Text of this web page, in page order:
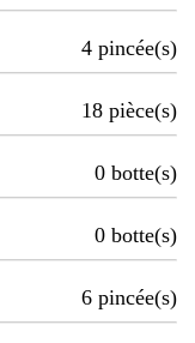
4 pincée(s)
18 pièce(s)
0 botte(s)
0 botte(s)
6 pincée(s)